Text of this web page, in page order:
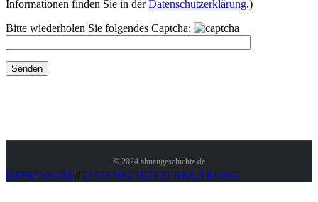
Informationen finden Sie in derDatenschutzerklärung.)
Bitte wiederholen Sie folgendes Captcha:
© 2024 ahnengeschichte.de
IMPRESSUM // DATENSCHUTZERKLÄRUNG